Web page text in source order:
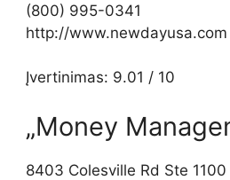
(800) 995-0341
http://www.newdayusa.com
Įvertinimas: 9.01 / 10
„Money
8403 Colesville Rd Ste 1100